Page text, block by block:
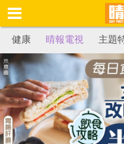
健康 晴報電視 主題